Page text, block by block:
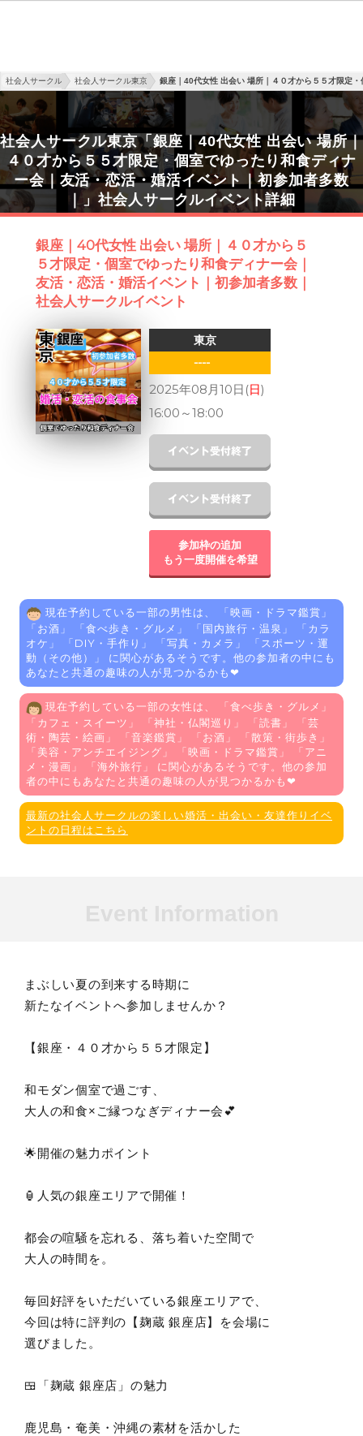
社会人サークル 社会人サークル東京 銀座｜40代女性 出会い 場所｜４０才から５５才限定
社会人サークル東京「銀座｜40代女性 出会い 場所｜
４０才から５５才限定・個室でゆったり和食ディナ
ー会｜友活・恋活・婚活イベント｜初参加者多数
｜」社会人サークルイベント詳細
銀座｜40代女性 出会い 場所｜４０才から５
５才限定・個室でゆったり和食ディナー会｜
友活・恋活・婚活イベント｜初参加者多数｜
社会人サークルイベント
東京
----
2025年08月10日(日)
16:00 ～18:00
参加枠の追加
もう一度開催を希望
現在予約している一部の男性は、 「 映画・ドラマ鑑賞 」
「お酒 」 「食べ歩き・グルメ 」 「国内旅行・温泉 」 「 カラ
オケ 」 「DIY・手作り 」 「写真・カメラ 」 「スポーツ・運
動（その他）
」 に関心があるそうです。他の参加者の中にも
あなたと共通の趣味の人が見つかるかも❤
現在予約している一部の女性は、 「 食べ歩き・グルメ 」
「 カフェ・スイーツ 」 「神社・仏閣巡り 」 「読書 」 「芸
術・陶芸・絵画 」 「音楽鑑賞 」 「お酒 」 「散策・街歩き 」
「美容・アンチエイジング 」 「映画・ドラマ鑑賞 」 「アニ
メ・漫画 」 「海外旅行 」 に関心があるそうです。他の参加
者の中にもあなたと共通の趣味の人が見つかるかも❤
最新の社会人サークルの楽しい婚活・出会い・友達作りイベ
ントの日程はこちら
まぶしい夏の到来する時期に
新たなイベントへ参加しませんか？
【銀座・４０才から５５才限定】
和モダン個室で過ごす、
大人の和食×ご縁つなぎディナー会💕
🌟開催の魅力ポイント
🏮人気の銀座エリアで開催！
都会の喧騒を忘れる、落ち着いた空間で
大人の時間を。
毎回好評をいただいている銀座エリアで、
今回は特に評判の【麹蔵 銀座店】を会場に
選びました。
🍱「麹蔵 銀座店」の魅力
鹿児島・奄美・沖縄の素材を活かした